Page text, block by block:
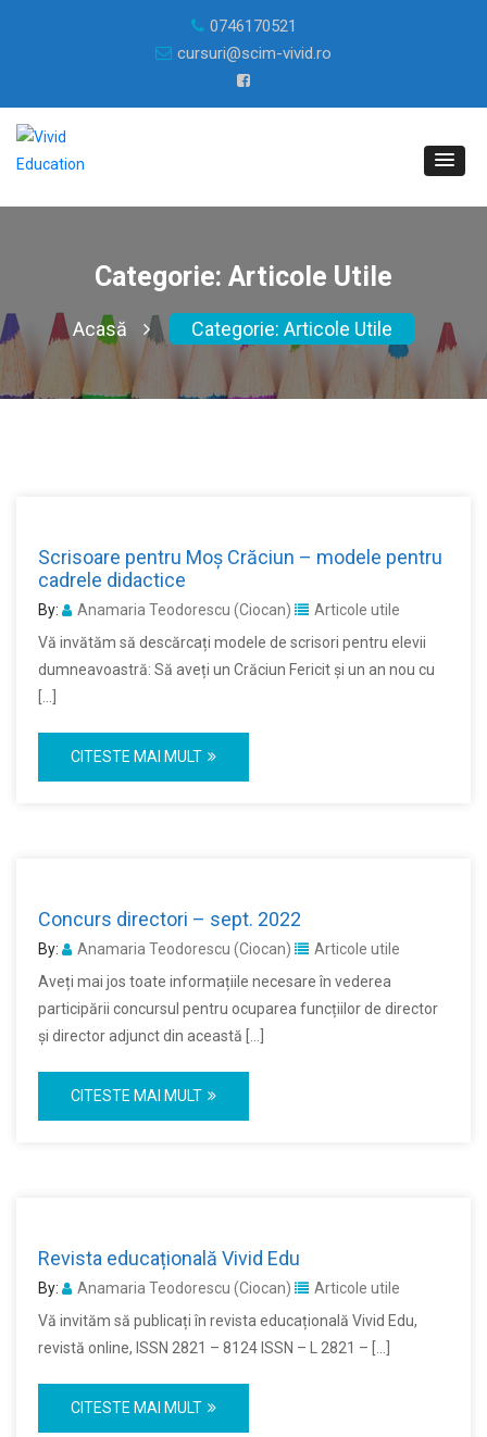
0746170521
cursuri@scim-vivid.ro
Categorie: Articole Utile
Acasă Categorie: Articole Utile
Scrisoare pentru Moș Crăciun – modele pentru
cadrele didactice
By: Anamaria Teodorescu (Ciocan)
Articole utile
Vă invătăm să descărcați modele de scrisori pentru elevii
dumneavoastră: Să aveți un Crăciun Fericit și un an nou cu
CITESTE MAI MULT
Concurs directori – sept. 2022
By: Anamaria Teodorescu (Ciocan)
Articole utile
Aveți mai jos toate informațiile necesare în vederea
participării concursul pentru ocuparea funcțiilor de director
și director adjunct din această […]
CITESTE MAI MULT
Revista educațională Vivid Edu
By: Anamaria Teodorescu (Ciocan)
Articole utile
Vă invităm să publicați în revista educațională Vivid Edu,
revistă online, ISSN 2821 – 8124 ISSN – L 2821 – […]
CITESTE MAI MULT